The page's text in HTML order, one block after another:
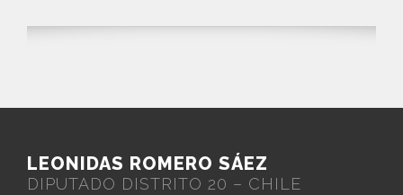
LEONIDAS ROMERO SÁEZ
DIPUTADO DISTRITO 20 – CHILE